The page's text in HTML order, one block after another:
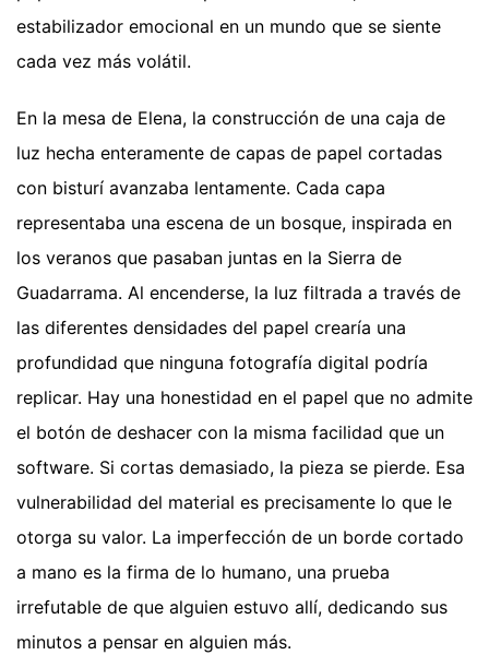
estabilizador emocional en un mundo que se siente
cada vez más volátil.
En la mesa de Elena, la construcción de una caja de
luz hecha enteramente de capas de papel cortadas
con bisturí avanzaba lentamente. Cada capa
representaba una escena de un bosque, inspirada en
los veranos que pasaban juntas en la Sierra de
Guadarrama. Al encenderse, la luz filtrada a través de
las diferentes densidades del papel crearía una
profundidad que ninguna fotografía digital podría
replicar. Hay una honestidad en el papel que no admite
el botón de deshacer con la misma facilidad que un
software. Si cortas demasiado, la pieza se pierde. Esa
vulnerabilidad del material es precisamente lo que le
otorga su valor. La imperfección de un borde cortado
a mano es la firma de lo humano, una prueba
irrefutable de que alguien estuvo allí, dedicando sus
minutos a pensar en alguien más.